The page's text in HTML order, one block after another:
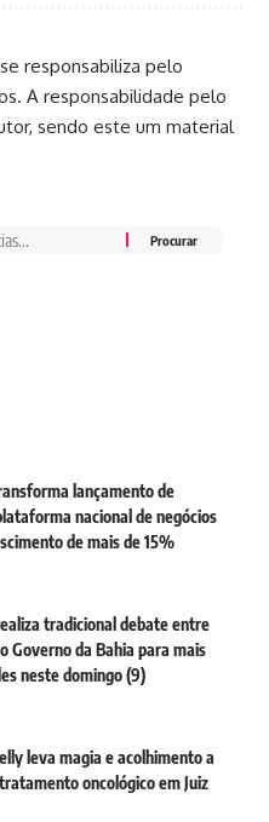
responsabiliza pelo
A responsabilidade pelo
sendo este um material
lançamento de
nacional de negócios
de mais de 15%
tradicional debate entre
Governo da Bahia para mais
neste domingo (9)
leva magia e acolhimento a
oncológico em Juiz